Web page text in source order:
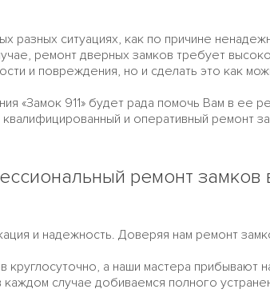
разных ситуациях, как по причине
ремонт дверных замков требует
и повреждения, но и сделать это как
«Замок 911» будет рада помочь Вам в
и оперативный ремонт
ремонт замков
и надежность. Доверяя нам ремонт
а наши мастера прибывают
случае добиваемся полного